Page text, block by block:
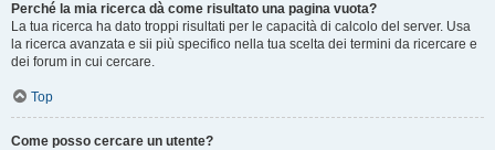
Perché la mia ricerca dà come risultato una pagina vuota?
La tua ricerca ha dato troppi risultati per le capacità di calcolo del server. Usa
la ricerca avanzata e sii più specifico nella tua scelta dei termini da ricercare e
dei forum in cui cercare.
Top
Come posso cercare un utente?